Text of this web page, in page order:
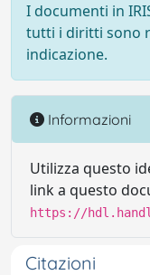
I documenti in
tutti i diritti sono
indicazione.
Informazioni
Utilizza questo
link a questo
https://
Citazioni